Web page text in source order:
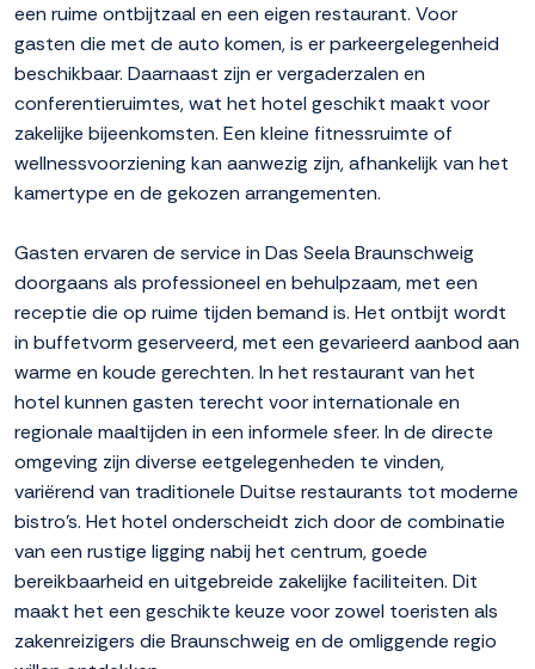
een ruime ontbijtzaal en een eigen restaurant. Voor
gasten die met de auto komen, is er parkeergelegenheid
beschikbaar. Daarnaast zijn er vergaderzalen en
conferentieruimtes, wat het hotel geschikt maakt voor
zakelijke bijeenkomsten. Een kleine fitnessruimte of
wellnessvoorziening kan aanwezig zijn, afhankelijk van het
kamertype en de gekozen arrangementen.
Gasten ervaren de service in Das Seela Braunschweig
doorgaans als professioneel en behulpzaam, met een
receptie die op ruime tijden bemand is. Het ontbijt wordt
in buffetvorm geserveerd, met een gevarieerd aanbod aan
warme en koude gerechten. In het restaurant van het
hotel kunnen gasten terecht voor internationale en
regionale maaltijden in een informele sfeer. In de directe
omgeving zijn diverse eetgelegenheden te vinden,
variërend van traditionele Duitse restaurants tot moderne
bistro's. Het hotel onderscheidt zich door de combinatie
van een rustige ligging nabij het centrum, goede
bereikbaarheid en uitgebreide zakelijke faciliteiten. Dit
maakt het een geschikte keuze voor zowel toeristen als
zakenreizigers die Braunschweig en de omliggende regio